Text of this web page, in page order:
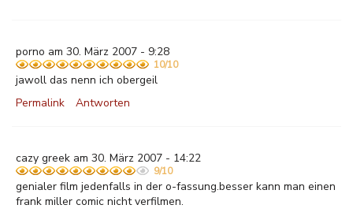
porno am 30. März 2007 - 9:28
10/10
jawoll das nenn ich obergeil
Permalink
Antworten
cazy greek am 30. März 2007 - 14:22
9/10
genialer film jedenfalls in der o-fassung.besser kann man einen
frank miller comic nicht verfilmen.